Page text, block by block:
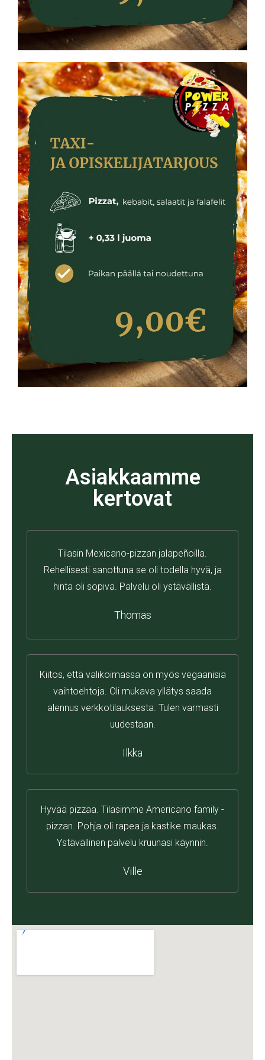
Asiakkaamme
kertovat
Tilasin Mexicano-pizzan jalapeñoilla.
Rehellisesti sanottuna se oli todella hyvä, ja
hinta oli sopiva. Palvelu oli ystävällistä.
Thomas
Kiitos, että valikoimassa on myös vegaanisia
vaihtoehtoja. Oli mukava yllätys saada
alennus verkkotilauksesta. Tulen varmasti
uudestaan.
Ilkka
Hyvää pizzaa. Tilasimme Americano family -
pizzan. Pohja oli rapea ja kastike maukas.
Ystävällinen palvelu kruunasi käynnin.
Ville